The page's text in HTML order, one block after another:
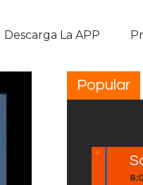
Descarga La APP
Popular